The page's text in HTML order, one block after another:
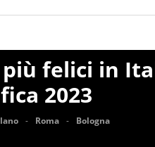
felici in
2023
Roma Bologna